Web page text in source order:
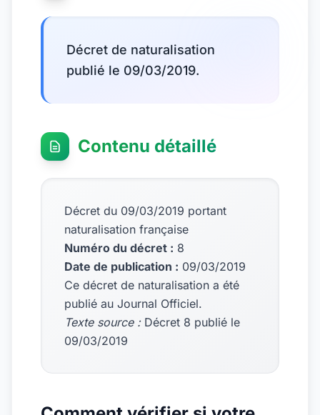
Décret de naturalisation
publié le 09/03/2019.
Contenu détaillé
Décret du 09/03/2019 portant
naturalisation française
Numéro du décret : 8
Date de publication : 09/03/2019
Ce décret de naturalisation a été
publié au Journal Officiel.
Texte source :Décret 8 publié le
09/03/2019